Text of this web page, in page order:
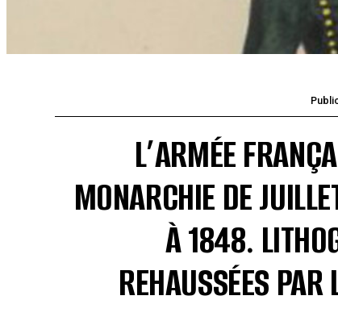
L’ARMÉE
MONARCHIE DE
À 1848.
REHAUSSÉES PAR